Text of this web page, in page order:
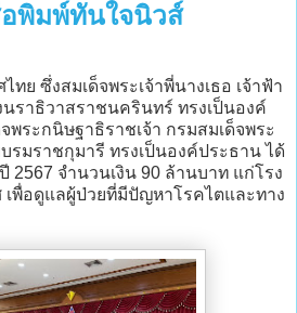
พิมพ์ทันใจนิวส์
ทย ซึ่งสมเด็จพระเจ้าพี่นางเธอ เจ้าฟ้า
ราธิวาสราชนครินทร์ ทรงเป็นองค์
พระกนิษฐาธิราชเจ้า กรมสมเด็จพระ
รมราชกุมารี ทรงเป็นองค์ประธาน ได้
2567 จำนวนเงิน 90 ล้านบาท แก่โรง
เพื่อดูแลผู้ป่วยที่มีปัญหาโรคไตและทาง